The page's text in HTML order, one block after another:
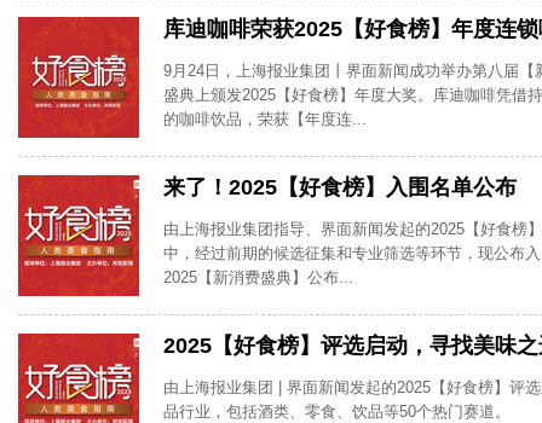
库迪咖啡荣获2025【好食榜】年度连
9月24日，上海报业集团丨界面新闻成功举办第八届【
盛典上颁发2025【好食榜】年度大奖。库迪咖啡凭借
的咖啡饮品，荣获【年度连...
来了！2025【好食榜】入围名单公布
由上海报业集团指导、界面新闻发起的2025【好食榜
中，经过前期的候选征集和专业筛选等环节，现公布
2025【新消费盛典】公布...
2025【好食榜】评选启动，寻找美味
由上海报业集团 | 界面新闻发起的2025【好食榜】评
品行业，包括酒类、零食、饮品等50个热门赛道。